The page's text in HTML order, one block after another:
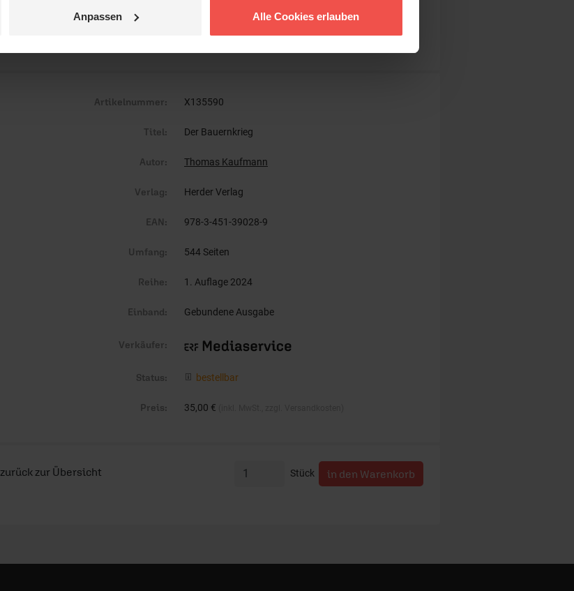
Anpassen Alle Cookies erlauben
Göttingen. 2020 erhielt er den Leibniz-Preis.
Artikelnummer: X135590
Titel: Der Bauernkrieg
Autor: Thomas Kaufmann
Verlag: Herder Verlag
EAN: 978-3-451-39028-9
Umfang: 544 Seiten
Reihe: 1. Auflage 2024
Einband: Gebundene Ausgabe
Verkäufer:
Status: bestellbar
Preis: 35,00 €
Stück
zurück zur Übersicht